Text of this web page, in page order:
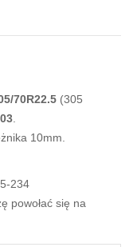
70R22.5 (305
.
10mm.
234
powołać się na